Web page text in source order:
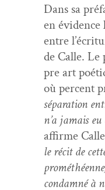
Dans sa
en
entre
de Calle.
pre art
où per­cent
sépa­ra­tion
n’a jamais
affirme
le réc­it de
con­damné à